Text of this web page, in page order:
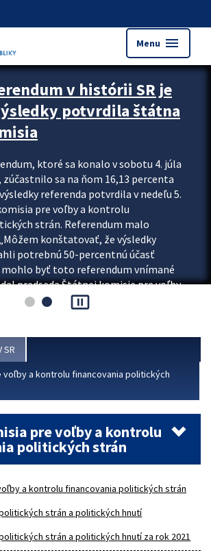
Menu menu
upútavok
v histórii SR je
potvrdila štátna
ktoré sa konalo v sobotu 4. júla
zúčastnilo sa na ňom 16,13 percenta
referenda potvrdila v nedeľu 5.
pre voľby a kontrolu
strán. Referendum malo
konštatovať, že výsledky
potrebnú 50-percentnú účasť
mohlo byť toto referendum vnímané
predseda Štátnej komisie pre voľby
politických...
pause_presentation
SR
voľby a kontrolu financovania politických
pre voľby a kontrolu
politických strán
a kontrolu financovania politických strán
strán a politických hnutí
strán a politických hnutí za rok 2021